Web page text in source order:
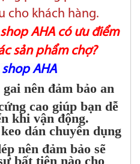
cho khách hàng.
AHA có ưu điểm
sản phẩm chợ?
shop AHA
nên đảm bảo an
cao giúp bạn dễ
khi vận động.
dán chuyên dụng
nên đảm bảo sẽ
bất tiện nào cho